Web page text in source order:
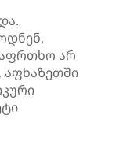
არ
აფხაზეთში